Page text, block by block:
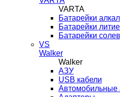
VARTA
Батарейки
Батарейки
Батарейки
VS
Walker
Walker
AЗУ
USB кабели
Автомобильные